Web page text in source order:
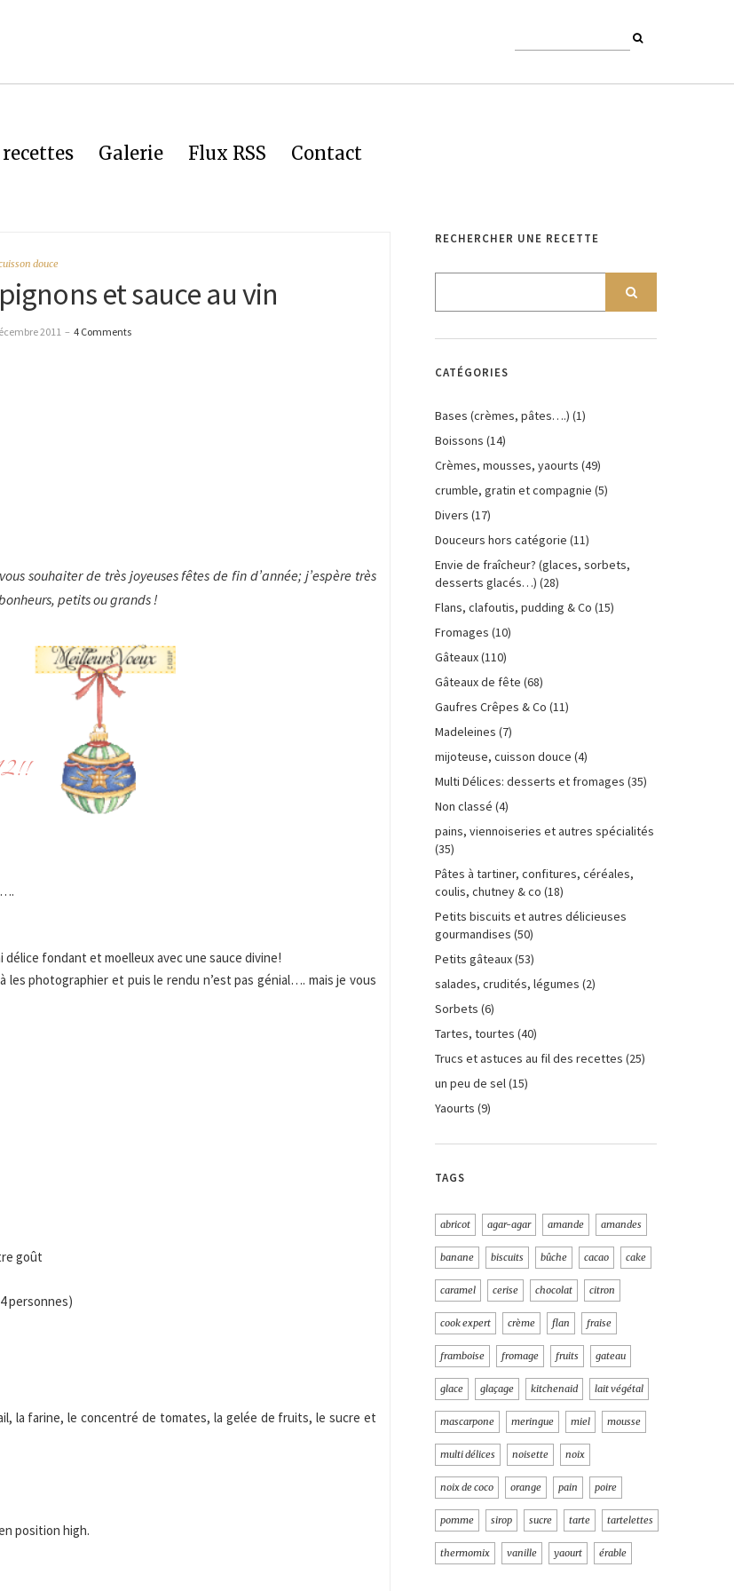
Galerie Flux RSS Contact
douce
et sauce au vin
2011 – 4 Comments
souhaiter de très joyeuses fêtes de fin d’année; j’espère très
petits ou grands !
fondant et moelleux avec une sauce divine!
les photographier et puis le rendu n’est pas génial…. mais je vous
goût
personnes)
la farine, le concentré de tomates, la gelée de fruits, le sucre et
position high.
RECHERCHER UNE RECETTE
CATÉGORIES
Bases (crèmes, pâtes….) (1)
Boissons (14)
Crèmes, mousses, yaourts (49)
crumble, gratin et compagnie (5)
Divers (17)
Douceurs hors catégorie (11)
Envie de fraîcheur? (glaces, sorbets,
desserts glacés…) (28)
Flans, clafoutis, pudding & Co (15)
Fromages (10)
Gâteaux(110)
Gâteaux de fête (68)
Gaufres Crêpes & Co (11)
Madeleines (7)
mijoteuse, cuisson douce (4)
Multi Délices: desserts et fromages (35)
Non classé (4)
pains, viennoiseries et autres spécialités
(35)
Pâtes à tartiner, confitures, céréales,
coulis, chutney & co (18)
Petits biscuits et autres délicieuses
gourmandises (50)
Petits gâteaux(53)
salades, crudités, légumes (2)
Sorbets (6)
Tartes, tourtes (40)
Trucs et astuces au fil des recettes (25)
un peu de sel(15)
Yaourts (9)
TAGS
abricot agar-agar amande amandes
banane biscuits bûche cacao cake
caramel cerise chocolat citron
cook expert crème flan fraise
framboise fromage fruits gateau
glace glaçage kitchenaid lait végétal
mascarpone meringue miel mousse
multi délices noisette noix
noix de coco orange pain poire
pomme sirop sucre tarte tartelettes
thermomix vanille yaourt érable